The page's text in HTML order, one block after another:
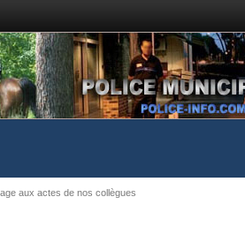
aux actes de nos collègues